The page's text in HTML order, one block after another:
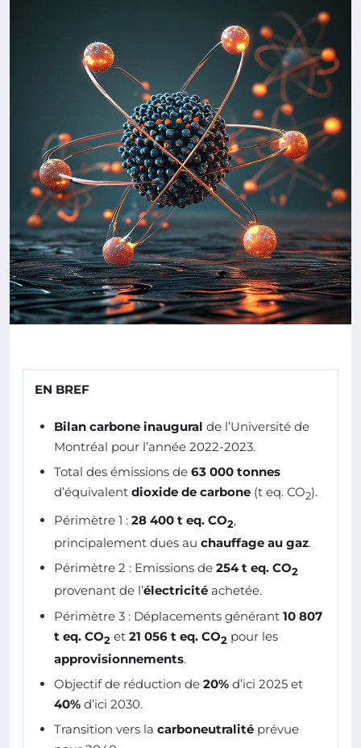
EN BREF
Bilan carbone inaugural de l’Université de
Montréal pour l’année 2022-2023.
Total des émissions de 63 000 tonnes
d’équivalent dioxide de carbone (t eq. CO2).
Périmètre 1 : 28 400 t eq. CO2,
principalement dues au chauffage au gaz.
Périmètre 2 : Emissions de 254 t eq. CO2
provenant de l’électricité achetée.
Périmètre 3 : Déplacements générant 10 807
t eq. CO2 et 21 056 t eq. CO2 pour les
approvisionnements.
Objectif de réduction de 20% d’ici 2025 et
40% d’ici 2030.
Transition vers la carboneutralité prévue